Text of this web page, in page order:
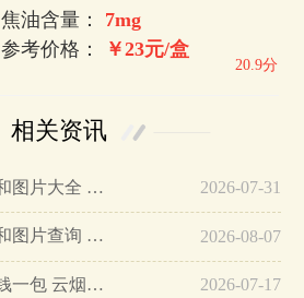
焦油含量： 7mg
参考价格：
￥23元/盒
20.9分
相关资讯
云烟细支云龙价格表和图片大全 云烟细支云龙产地哪里… 2026-07-31
云烟细支云龙价格表和图片查询 云烟细支云龙多少钱一包… 2026-08-07
云烟新细支云龙多少钱一包 云烟新细支云龙价格表一览… 2026-07-17